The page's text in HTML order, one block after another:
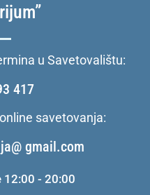
u Savetovalištu:
417
savetovanja:
gmail.com
12:00 - 20:00